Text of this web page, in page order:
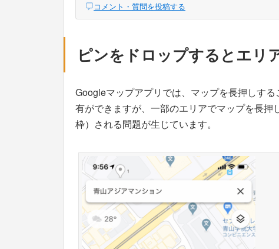
コメント・質問を投稿する
ピンをドロップするとエリ
Googleマップアプリでは、マップを長押しす
有ができますが、一部のエリアでマップを長
枠）される問題が生じています。